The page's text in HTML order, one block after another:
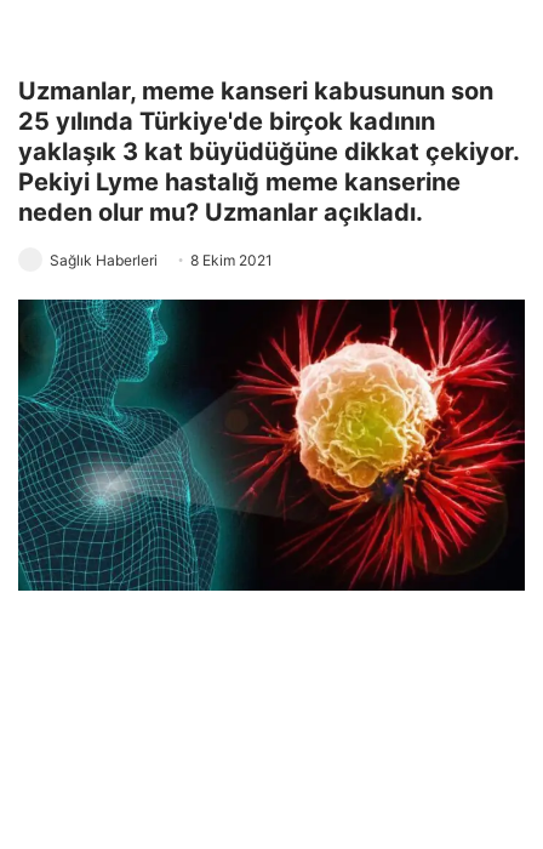
Uzmanlar, meme kanseri kabusunun son
25 yılında Türkiye'de birçok kadının
yaklaşık 3 kat büyüdüğüne dikkat çekiyor.
Pekiyi Lyme hastalığ meme kanserine
neden olur mu? Uzmanlar açıkladı.
Sağlık Haberleri 8 Ekim 2021